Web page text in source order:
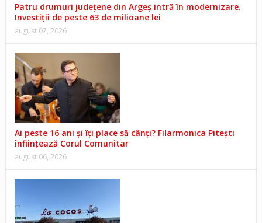
Patru drumuri județene din Argeș intră în modernizare.
Investiții de peste 63 de milioane lei
august 07, 2026
Ai peste 16 ani și îți place să cânți? Filarmonica Pitești
înființează Corul Comunitar
august 06, 2026